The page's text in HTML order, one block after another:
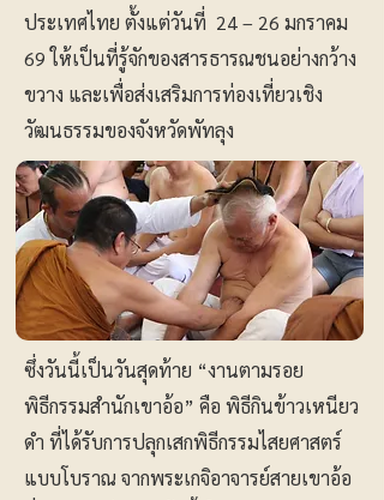
ประเทศไทย ตั้งแต่วันที่ 24 – 26 มกราคม
69 ให้เป็นที่รู้จักของสารธารณชนอย่างกว้าง
ขวาง และเพื่อส่งเสริมการท่องเที่ยวเชิง
วัฒนธรรมของจังหวัดพัทลุง
ซึ่งวันนี้เป็นวันสุดท้าย “งานตามรอย
พิธีกรรมสำนักเขาอ้อ” คือ พิธีกินข้าวเหนียว
ดำ ที่ได้รับการปลุกเสกพิธีกรรมไสยศาสตร์
แบบโบราณ จากพระเกจิอาจารย์สายเขาอ้อ